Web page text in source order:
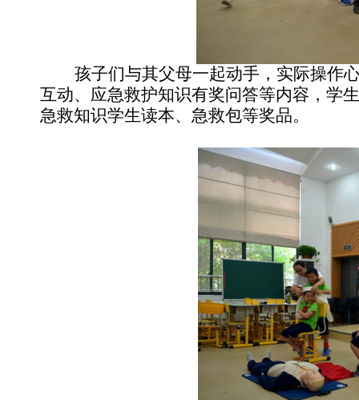
孩子们与其父母一起动手，实际操作
互动、应急救护知识有奖问答等内容，学
急救知识学生读本、急救包等奖品。